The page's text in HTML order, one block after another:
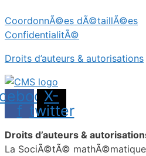
CoordonnÃ©es dÃ©taillÃ©es
ConfidentialitÃ©
Droits d’auteurs & autorisations
f
X-
twitter
Droits d’auteurs &
La SociÃ©tÃ©